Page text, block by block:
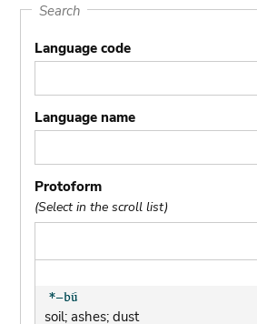
Search
Language code
Language name
Protoform
(Select in the scroll list)
soil; ashes; dust